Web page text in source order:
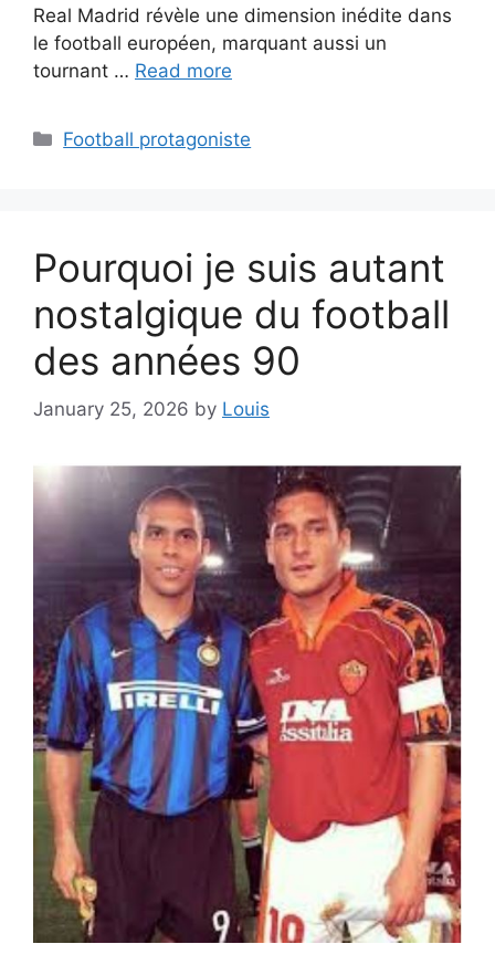
Real Madrid révèle une dimension inédite dans
le football européen, marquant aussi un
tournant … Read more
Categories
Football protagoniste
Pourquoi je suis autant
nostalgique du football
des années 90
January 25, 2026 by Louis